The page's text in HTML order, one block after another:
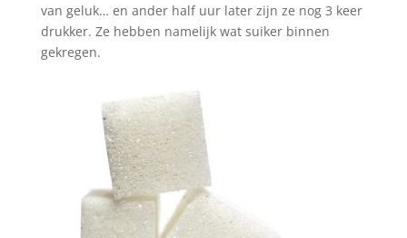
van geluk… en ander half uur later zijn ze nog 3 keer
drukker. Ze hebben namelijk wat suiker binnen
gekregen.